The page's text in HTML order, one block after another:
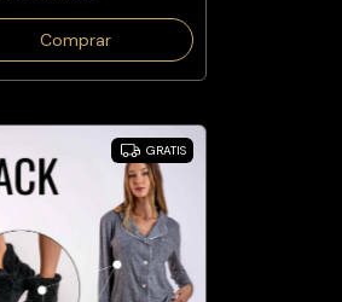
Comprar
GRATIS